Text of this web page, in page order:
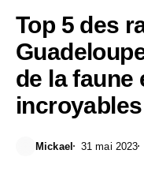
Top 5 des
de la faune
incroyables
Mickael 31 mai 2023